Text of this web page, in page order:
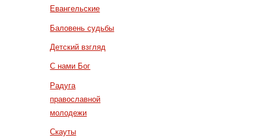
Евангельские
Баловень судьбы
Детский взгляд
С нами Бог
Радуга
православной
молодежи
Скауты